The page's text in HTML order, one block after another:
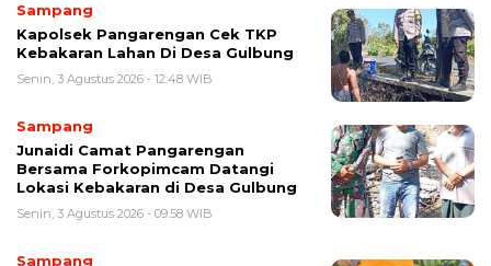
Sampang
Kapolsek Pangarengan Cek TKP
Kebakaran Lahan Di Desa Gulbung
Senin, 3 Agustus 2026 - 12:48 WIB
Sampang
Junaidi Camat Pangarengan
Bersama Forkopimcam Datangi
Lokasi Kebakaran di Desa Gulbung
Senin, 3 Agustus 2026 - 09:58 WIB
Sampang